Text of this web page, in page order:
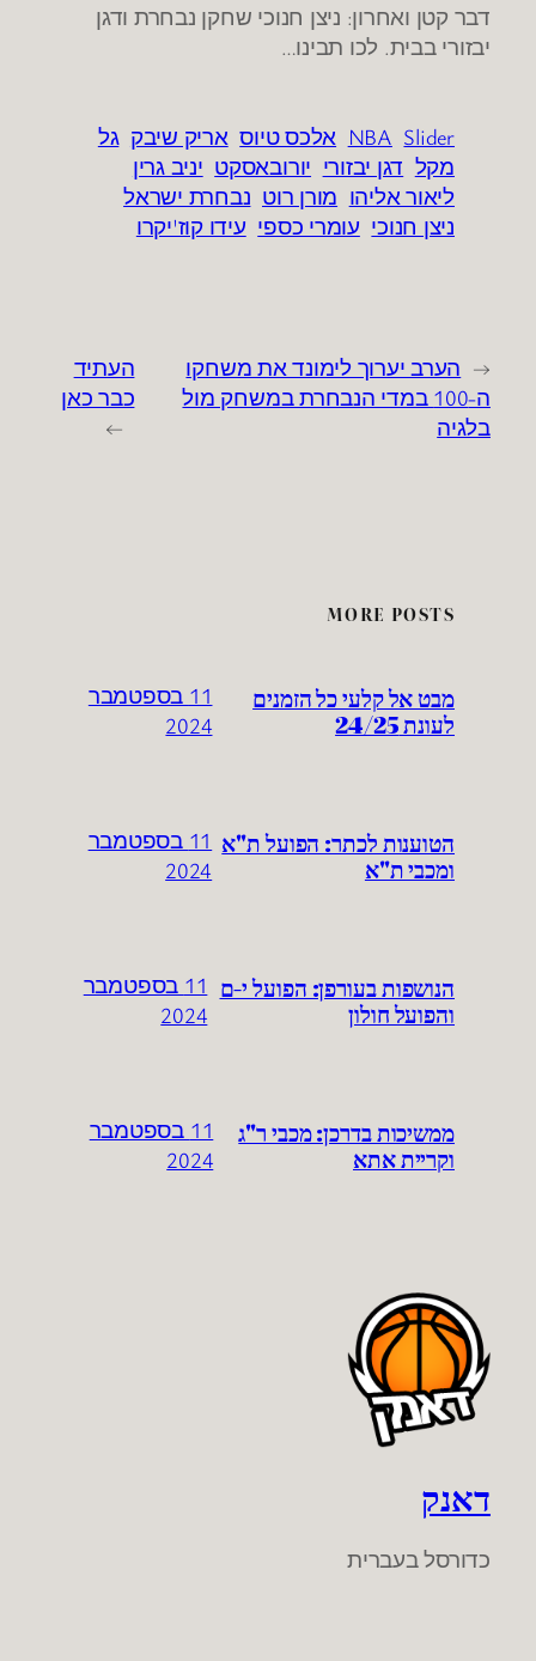
דבר קטן ואחרון: ניצן חנוכי שחקן נבחרת ודגן
יבזורי בבית. לכו תבינו…
NBA Slider אלכס טיוס אריק שיבק גל
מקל דגן יבזורי יורובאסקט יניב גרין
ליאור אליהו מורן רוט נבחרת ישראל
ניצן חנוכי עומרי כספי עידו קוז'יקרו
← הערב יערוך לימונד את משחקו
ה-100 במדי הנבחרת במשחק מול
בלגיה
העתיד
כבר כאן
→
MORE POSTS
מבט אל קלעי כל הזמנים
לעונת 24/25
11 בספטמבר
2024
הטוענות לכתר: הפועל ת"א
ומכבי ת"א
11 בספטמבר
2024
הנושפות בעורפן: הפועל י-ם
והפועל חולון
11 בספטמבר
2024
ממשיכות בדרכן: מכבי ר"ג
וקריית אתא
11 בספטמבר
2024
דאנק
כדורסל בעברית